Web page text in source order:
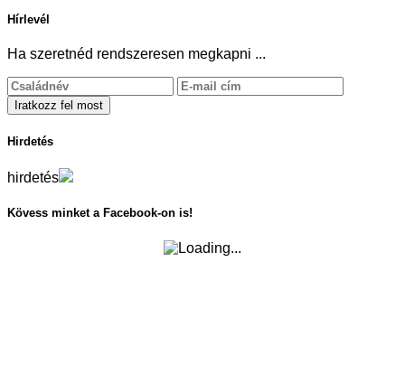
Hírlevél
Ha szeretnéd rendszeresen megkapni ...
Hirdetés
hirdetés
Kövess minket a Facebook-on is!